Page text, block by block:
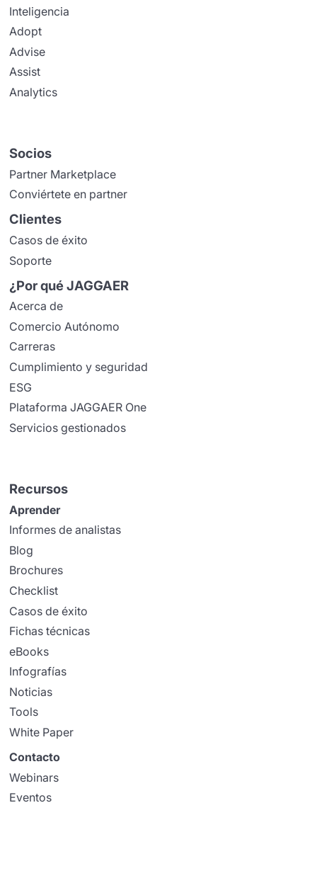
Inteligencia
Adopt
Advise
Assist
Analytics
Socios
Partner Marketplace
Conviértete en partner
Clientes
Casos de éxito
Soporte
¿Por qué JAGGAER
Acerca de
Comercio Autónomo
Carreras
Cumplimiento y seguridad
ESG
Plataforma JAGGAER One
Servicios gestionados
Recursos
Aprender
Informes de analistas
Blog
Brochures
Checklist
Casos de éxito
Fichas técnicas
eBooks
Infografías
Noticias
Tools
White Paper
Contacto
Webinars
Eventos